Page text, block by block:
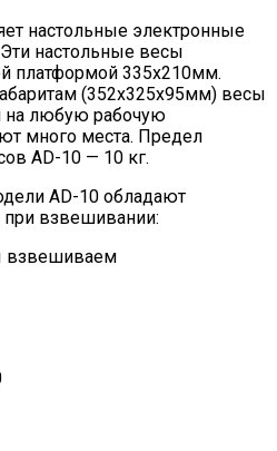
настольные электронные
настольные весы
платформой 335х210мм.
(352х325х95мм) весы
на любую рабочую
много места. Предел
AD-10 — 10 кг.
AD-10 обладают
взвешивании:
взвешиваем